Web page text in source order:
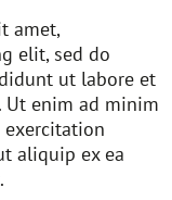
amet,
elit, sed do
ut labore et
Ut enim ad minim
aliquip ex ea